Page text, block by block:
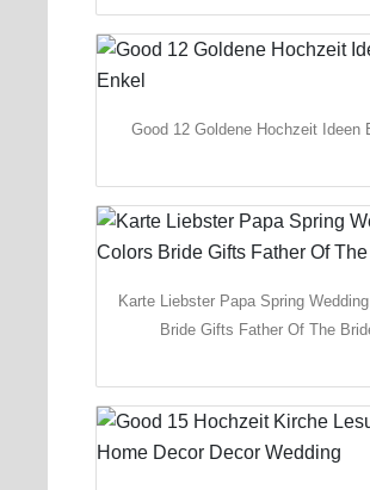
Good 12 Goldene Hochzeit Ideen
Karte Liebster Papa Spring
Bride Gifts Father Of The